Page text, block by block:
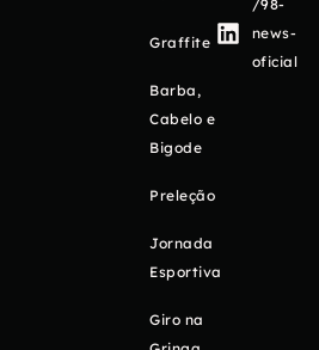
Graffite
Barba,
Cabelo e
Bigode
Preleção
Jornada
Esportiva
Giro na
/98-
news-
oficial